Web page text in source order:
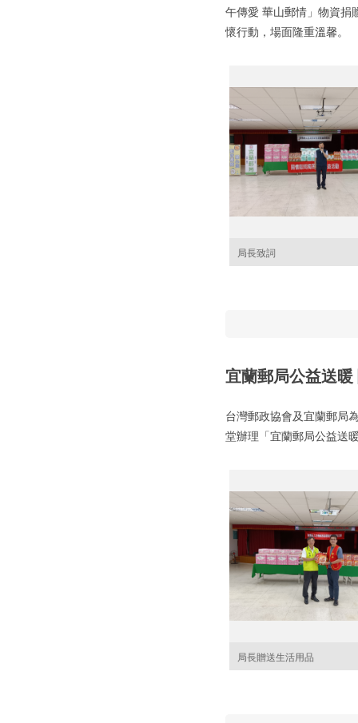
午傳愛 華山郵情」物資捐
懷行動，場面隆重溫馨。
局長致詞
宜蘭郵局公益送
台灣郵政協會及宜蘭郵局
堂辦理「宜蘭郵局公益送
局長贈送生活用品